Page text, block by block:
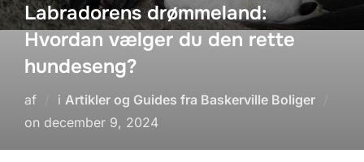
Labradorens drømmeland:
Hvordan vælger du den rette
hundeseng?
af i Artikler og Guides fra Baskerville Boliger
on Udgivet
december 9, 2024